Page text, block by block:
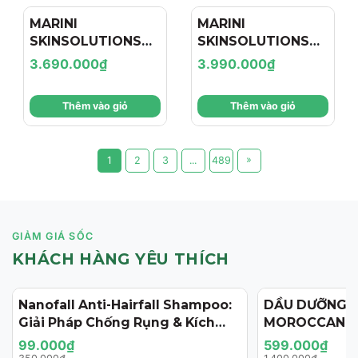
MARINI
SKINSOLUTIONS
Duality™ – Tinh
Chất Hỗ Trợ Giảm
Mụn Và Cải Thiện
Dấu Hiệu Lão Hóa
3.690.000₫
Thêm vào giỏ
MARINI
SKINSOLUTIONS
Transformation
Face Cream – Kem
Dưỡng Hỗ Trợ Tái
Tạo, Giảm Nếp
Nhăn Và Săn Chắc
Da
3.990.000₫
Thêm vào giỏ
1 2 3 ... 489 »
GIẢM GIÁ SỐC
KHÁCH HÀNG YÊU THÍCH
- 72%
Nanofall Anti-Hairfall Shampoo:
Giải Pháp Chống Rụng & Kích
Thích Mọc Tóc Chuẩn Y Khoa
99.000₫
- 57%
DẦU DƯỠNG
125ML
599.000₫